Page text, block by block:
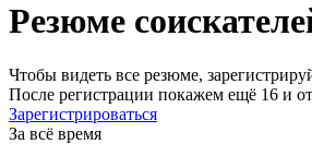
Резюме
Чтобы видеть все резюме,
После регистрации покажем ещё 16 и
Зарегистрироваться
За всё время